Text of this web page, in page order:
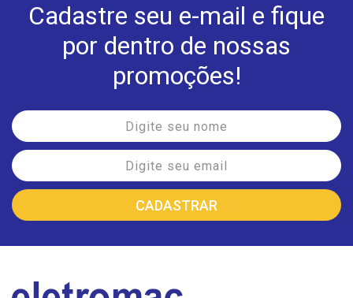
Cadastre seu e-mail e fique
por dentro de nossas
promoções!